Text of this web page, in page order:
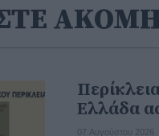
Ελλάδα
07 Αυγούστου 2026